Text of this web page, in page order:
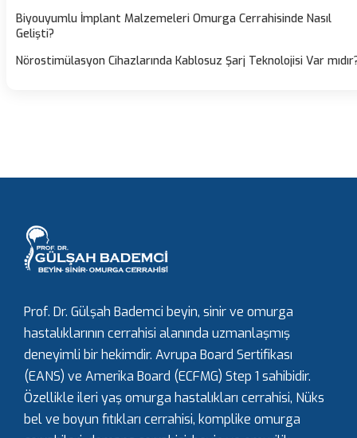
Biyouyumlu İmplant Malzemeleri Omurga Cerrahisinde Nasıl
Gelişti?
Nörostimülasyon Cihazlarında Kablosuz Şarj Teknolojisi Var
Prof. Dr. Gülşah Bademci beyin, sinir ve omurga
hastalıklarının cerrahisi alanında uzmanlaşmış
deneyimli bir hekimdir. Avrupa Board Sertifikası
(EANS) ve Amerika Board (ECFMG) Step 1 sahibidir.
Özellikle ileri yaş omurga hastalıkları cerrahisi, Nüks
bel ve boyun fıtıkları cerrahisi, komplike omurga